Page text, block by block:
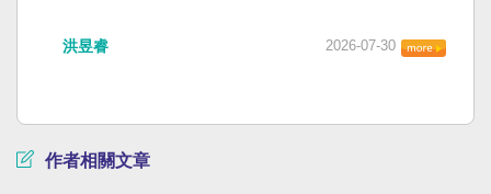
洪昱睿 2026-07-30
作者相關文章